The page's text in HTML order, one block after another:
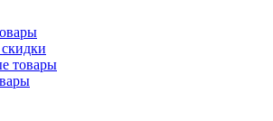
товары